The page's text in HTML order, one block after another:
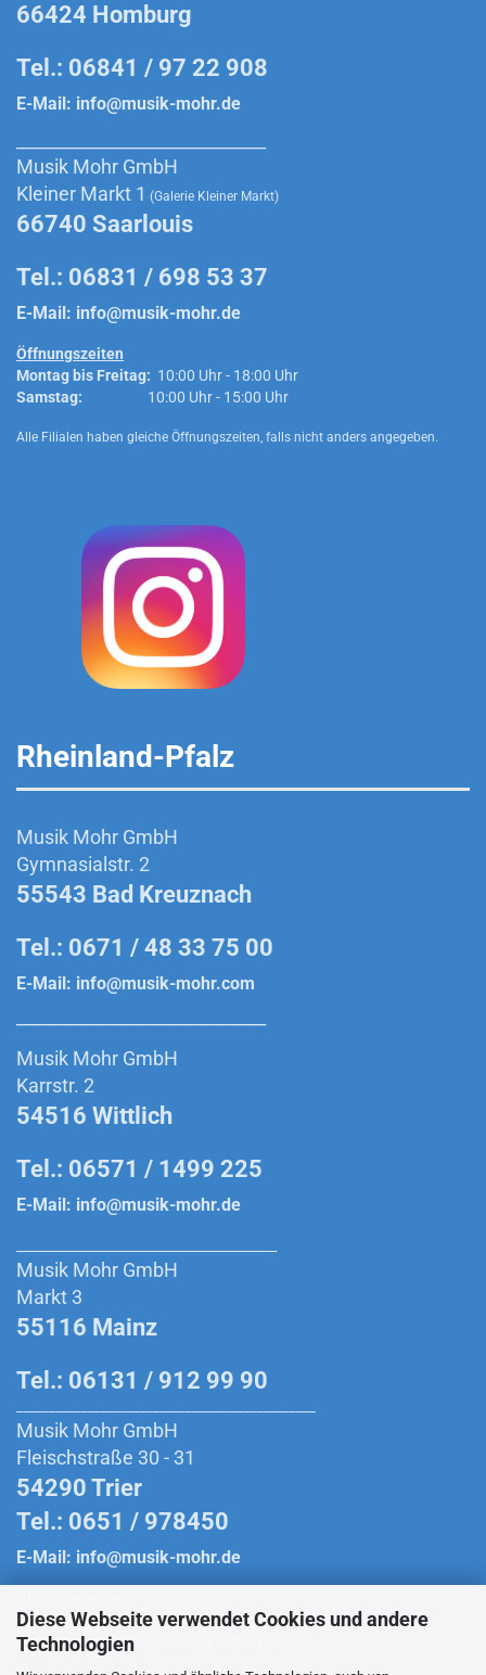
Diese Webseite verwendet Cookies und andere
Technologien
66424 Homburg
Tel.: 06841 / 97 22 908
E-Mail: info@musik-mohr.de
Musik Mohr GmbH
Kleiner Markt 1 (Galerie Kleiner Markt)
66740 Saarlouis
Tel.: 06831 / 698 53 37
E-Mail: info@musik-mohr.de
Öffnungszeiten
Montag bis Freitag: 10:00 Uhr - 18:00 Uhr
Samstag: 10:00 Uhr - 15:00 Uhr
Alle Filialen haben gleiche Öffnungszeiten, falls nicht anders angegeben.
Rheinland-Pfalz
Musik Mohr GmbH
Gymnasialstr. 2
55543 Bad Kreuznach
Tel.: 0671 / 48 33 75 00
E-Mail: info@musik-mohr.com
Musik Mohr GmbH
Karrstr. 2
54516 Wittlich
Tel.: 06571 / 1499 225
E-Mail: info@musik-mohr.de
Musik Mohr GmbH
Markt 3
55116 Mainz
Tel.: 06131 / 912 99 90
Musik Mohr GmbH
Fleischstraße 30 - 31
54290 Trier
Tel.: 0651 / 978450
E-Mail: info@musik-mohr.de
Montag bis Freitag:10:00 Uhr - 18:30 Uhr
Samstag:10:00 Uhr - 18:00 Uhr